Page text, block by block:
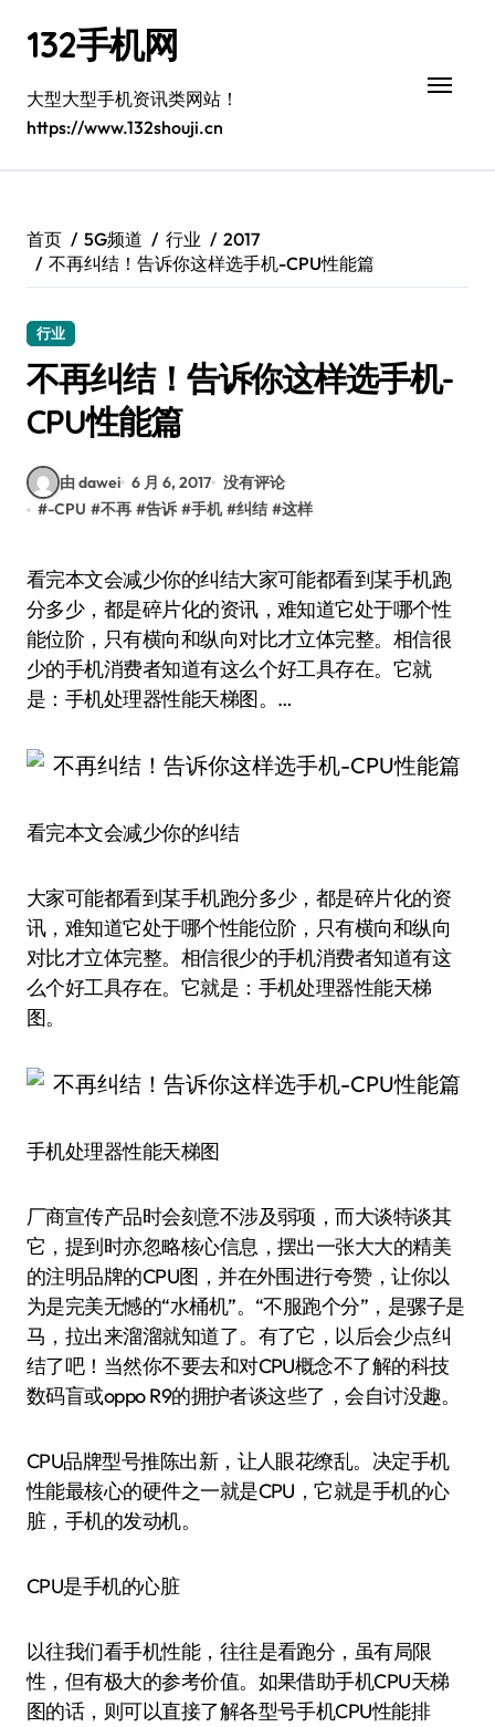
132手机网
大型大型手机资讯类网站！
https://www.132shouji.cn
首页 5G频道 行业
2017
不再纠结！告诉你这样选手机-CPU性能篇
行业
不再纠结！告诉你这样选手机-
CPU性能篇
由 dawei 6 月 6, 2017 没有评论
#-CPU #不再 #告诉 #手机 #纠结 #这样
看完本文会减少你的纠结大家可能都看到某手机跑
分多少，都是碎片化的资讯，难知道它处于哪个性
能位阶，只有横向和纵向对比才立体完整。相信很
少的手机消费者知道有这么个好工具存在。它就
是：手机处理器性能天梯图。…
看完本文会减少你的纠结
大家可能都看到某手机跑分多少，都是碎片化的资
讯，难知道它处于哪个性能位阶，只有横向和纵向
对比才立体完整。相信很少的手机消费者知道有这
么个好工具存在。它就是：手机处理器性能天梯
图。
手机处理器性能天梯图
厂商宣传产品时会刻意不涉及弱项，而大谈特谈其
它，提到时亦忽略核心信息，摆出一张大大的精美
的注明品牌的CPU图，并在外围进行夸赞，让你以
为是完美无憾的“水桶机”。“不服跑个分”，是骡子是
马，拉出来溜溜就知道了。有了它，以后会少点纠
结了吧！当然你不要去和对CPU概念不了解的科技
数码盲或oppo R9的拥护者谈这些了，会自讨没趣。
CPU品牌型号推陈出新，让人眼花缭乱。决定手机
性能最核心的硬件之一就是CPU，它就是手机的心
脏，手机的发动机。
CPU是手机的心脏
以往我们看手机性能，往往是看跑分，虽有局限
性，但有极大的参考价值。如果借助手机CPU天梯
图的话，则可以直接了解各型号手机CPU性能排